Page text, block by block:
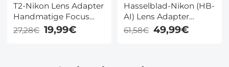
T2-Nikon Lens Adapter
Handmatige Focus
Compatibele T2
Lenzen voor Nikon F
27,28€ 19,99€
Hasselblad-Nikon (HB-
AI) Lens Adapter
Handmatige Focus
Compatibele
61,58€ 49,99€